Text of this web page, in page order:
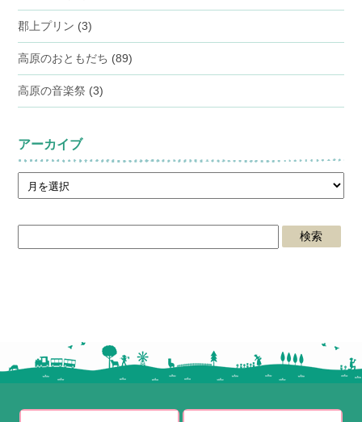
郡上プリン (3)
高原のおともだち (89)
高原の音楽祭 (3)
アーカイブ